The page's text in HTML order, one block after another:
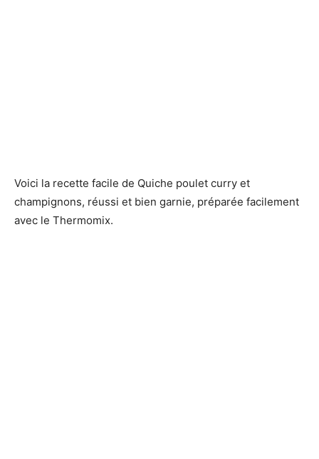
Voici la recette facile de Quiche poulet curry et
champignons, réussi et bien garnie, préparée facilement
avec le Thermomix.